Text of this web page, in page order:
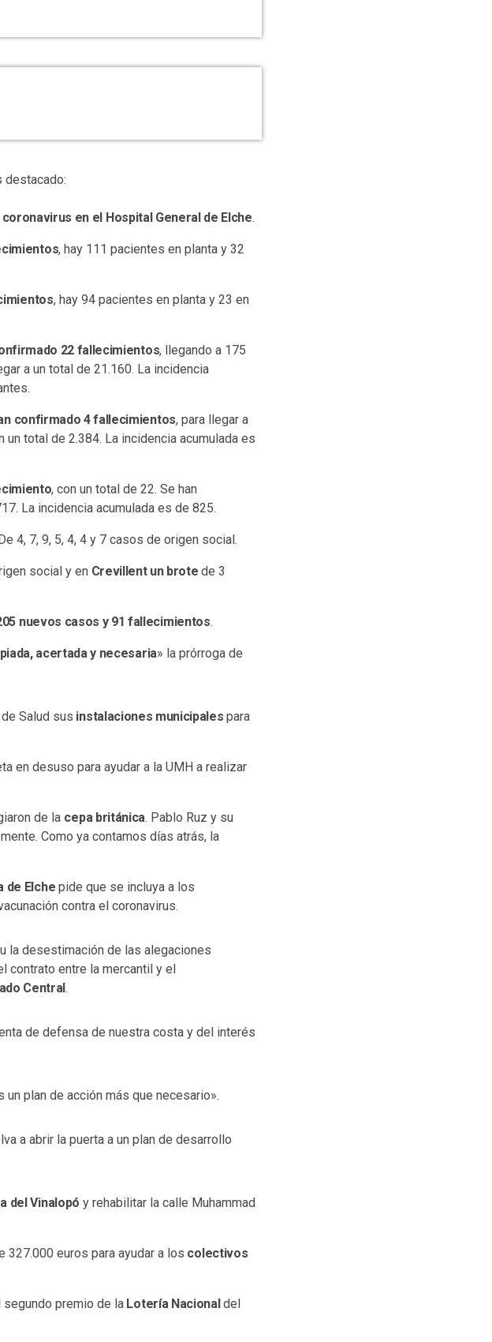
destacado:
en el Hospital General de Elche.
, hay 111 pacientes en planta y 32
, hay 94 pacientes en planta y 23 en
22 fallecimientos, llegando a 175
a un total de 21.160. La incidencia
confirmado 4 fallecimientos, para llegar a
total de 2.384. La incidencia acumulada es
, con un total de 22. Se han
La incidencia acumulada es de 825.
4, 7, 9, 5, 4, 4 y 7 casos de origen social.
social y en Crevillent un brote de 3
nuevos casos y 91 fallecimientos.
acertada y necesaria» la prórroga de
Salud sus instalaciones municipalespara
en desuso para ayudar a la UMH a realizar
de la cepa británica. Pablo Ruz y su
Como ya contamos días atrás, la
de Elche pide que se incluya a los
contra el coronavirus.
la desestimación de las alegaciones
contrato entre la mercantil y el
Central.
de defensa de nuestra costa y del interés
un plan de acción más que necesario».
a abrir la puerta a un plan de desarrollo
del Vinalopó y rehabilitar la calle Muhammad
327.000 euros para ayudar a los colectivos
segundo premio de laLotería Nacionaldel